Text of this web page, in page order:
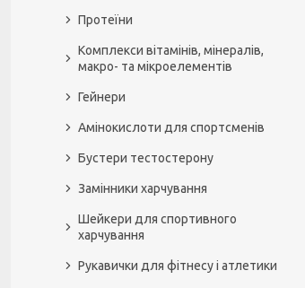
Протеїни
Комплекси вітамінів, мінералів,
макро- та мікроелементів
Гейнери
Амінокислоти для спортсменів
Бустери тестостерону
Замінники харчування
Шейкери для спортивного
харчування
Рукавички для фітнесу і атлетики